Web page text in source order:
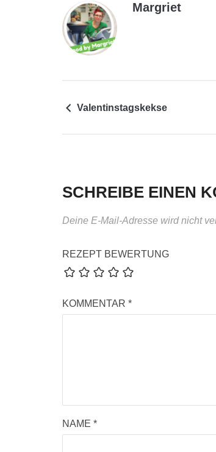
Margriet
Valentinstagskekse
SCHREIBE EINEN
Deine E-Mail-Adresse wird nicht
REZEPT BEWERTUNG
KOMMENTAR *
NAME *